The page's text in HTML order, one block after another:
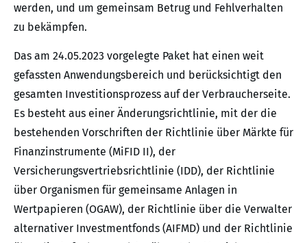
werden, und um gemeinsam Betrug und Fehlverhalten
zu bekämpfen.
Das am 24.05.2023 vorgelegte Paket hat einen weit
gefassten Anwendungsbereich und berücksichtigt den
gesamten Investitionsprozess auf der Verbraucherseite.
Es besteht aus einer Änderungsrichtlinie, mit der die
bestehenden Vorschriften der Richtlinie über Märkte für
Finanzinstrumente (MiFID II), der
Versicherungsvertriebsrichtlinie (IDD), der Richtlinie
über Organismen für gemeinsame Anlagen in
Wertpapieren (OGAW), der Richtlinie über die Verwalter
alternativer Investmentfonds (AIFMD) und der Richtlinie